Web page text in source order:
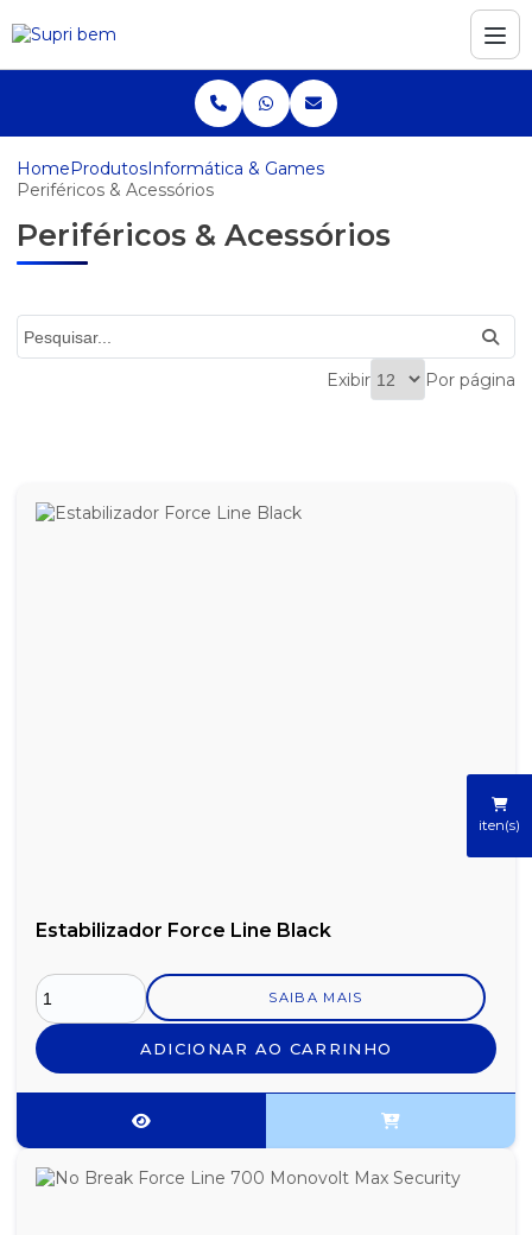
iten(s)
HomeProdutosInformática & Games
Periféricos & Acessórios
Periféricos & Acessórios
Exibir Por página
Estabilizador Force Line Black
SAIBA MAIS
ADICIONAR AO CARRINHO